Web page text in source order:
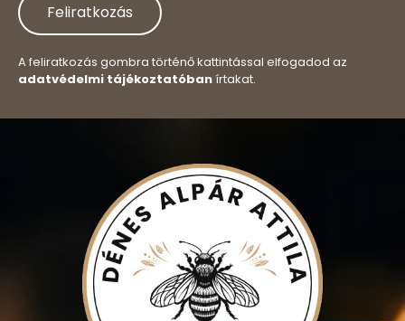
Feliratkozás
A feliratkozás gombra történő kattintással elfogadod az
adatvédelmi tájékoztatóban írtakat.